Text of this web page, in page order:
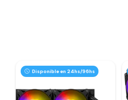
Disponible en 24hs/96hs